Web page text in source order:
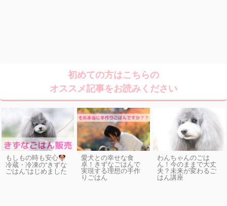
初めての方はこちらの
オススメ記事をお読みください
もしもの時も安心
冷蔵・冷凍の“きずな
ごはん”はじめました
愛犬との幸せな食
卓！きずなごはんで
実現する理想の手作
りごはん
わんちゃんのごは
ん！今のままで大丈
夫？未来が変わるご
はん講座